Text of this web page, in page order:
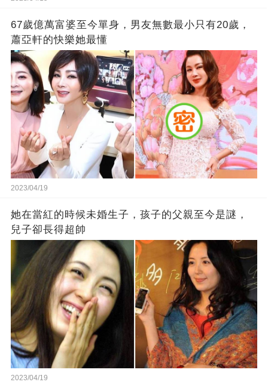
67歲億萬富婆至今單身，男友無數最小只有20歲，
蕭亞軒的快樂她最懂
2023/04/19
她在當紅的時候未婚生子，孩子的父親至今是謎，
兒子卻長得超帥
2023/04/19